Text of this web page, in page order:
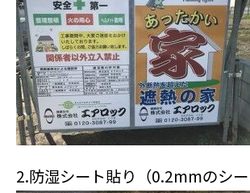
2.防湿シート貼り（0.2mmのシー